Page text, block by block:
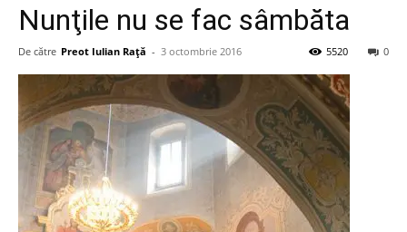
Nunţile nu se fac sâmbăta
De către Preot Iulian Raţă - 3 octombrie 2016 0
5520